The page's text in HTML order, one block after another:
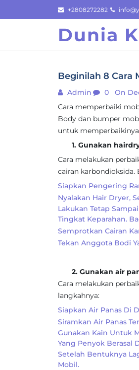
to
+2808272282
Dunia
Beginilah 8 Cara
Admin 0
On
Cara memperbaiki
Body dan bumper
untuk
1. Gunakan
Cara melakukan
cairan
Siapkan Pengering
Nyalakan Hair Dryer,
Lakukan Tetap
Tingkat Keparahan.
Semprotkan Cairan
Tekan Anggota Bodi
2. Gunakan air
Cara melakukan
langkahnya:
Siapkan Air Panas Di
Siramkan Air Panas
Gunakan Kain Untuk
Yang Penyok Berasal
Setelah Bentuknya
Mobil.